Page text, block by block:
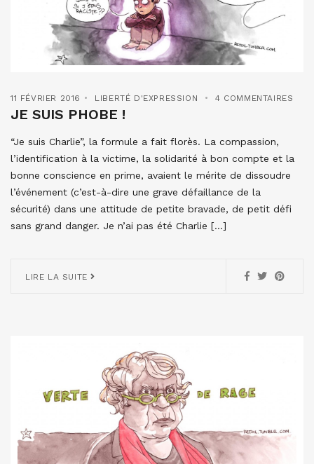
11 FÉVRIER 2016 LIBERTÉ D'EXPRESSION 4 COMMENTAIRES
JE SUIS PHOBE !
“Je suis Charlie”, la formule a fait florès. La compassion,
l’identification à la victime, la solidarité à bon compte et la
bonne conscience en prime, avaient le mérite de dissoudre
l’événement (c’est-à-dire une grave défaillance de la
sécurité) dans une attitude de petite bravade, de petit défi
sans grand danger. Je n’ai pas été Charlie […]
LIRE LA SUITE